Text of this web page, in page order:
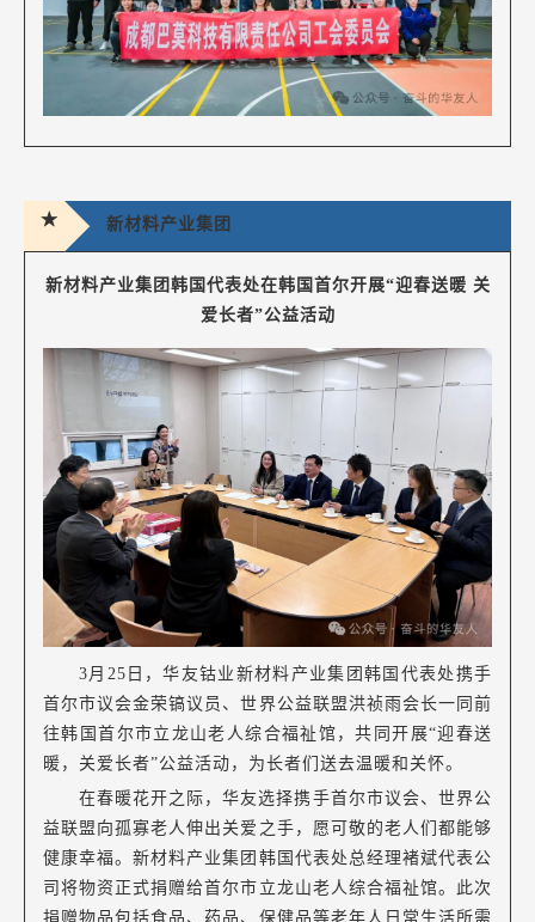
★ 新材料产业集团
新材料产业集团韩国代表处在韩国首尔开展“迎春送暖 关
爱长者”公益活动
3月25日，华友钴业新材料产业集团韩国代表处携手
首尔市议会金荣镐议员、世界公益联盟洪祯雨会长一同前
往韩国首尔市立龙山老人综合福祉馆，共同开展“迎春送
暖，关爱长者”公益活动，为长者们送去温暖和关怀。
在春暖花开之际，华友选择携手首尔市议会、世界公
益联盟向孤寡老人伸出关爱之手，愿可敬的老人们都能够
健康幸福。新材料产业集团韩国代表处总经理褚斌代表公
司将物资正式捐赠给首尔市立龙山老人综合福祉馆。此次
捐赠物品包括食品、药品、保健品等老年人日常生活所需